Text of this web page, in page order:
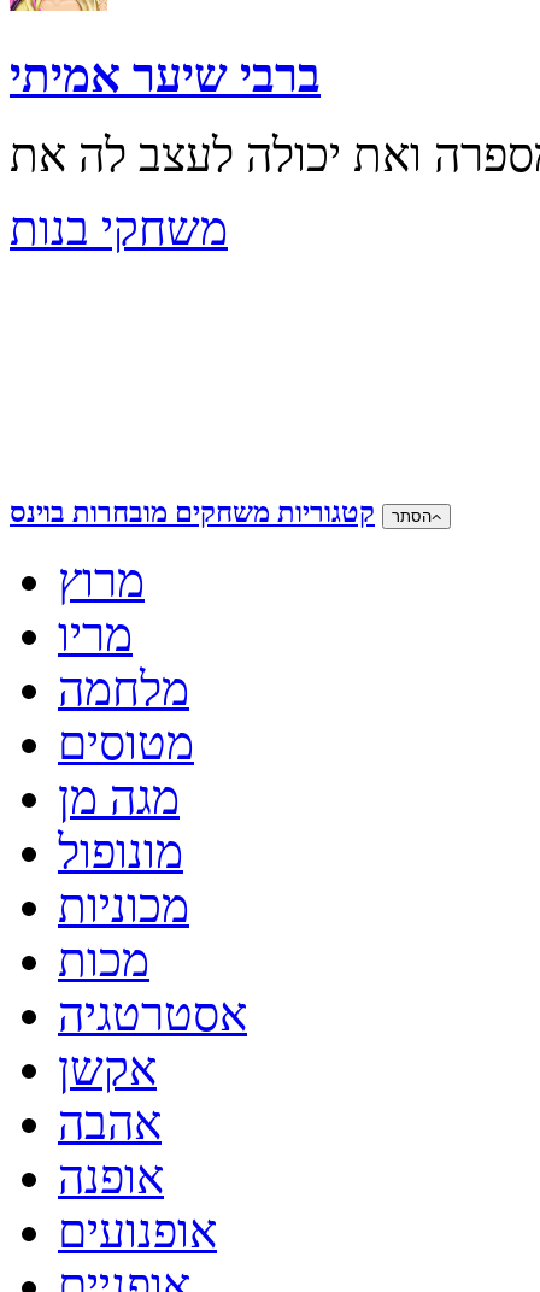
ברבי שיער אמיתי
משחקי בנות
קטגוריות משחקים מובחרות בוינס הסתר
מרוץ
מריו
מלחמה
מטוסים
מגה מן
מונופול
מכוניות
מכות
אסטרטגיה
אקשן
אהבה
אופנה
אופנועים